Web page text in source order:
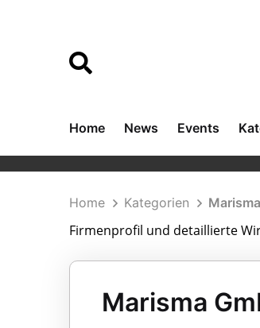
Home News Events
Home Kategorien
Firmenprofil und detaillierte
Marisma